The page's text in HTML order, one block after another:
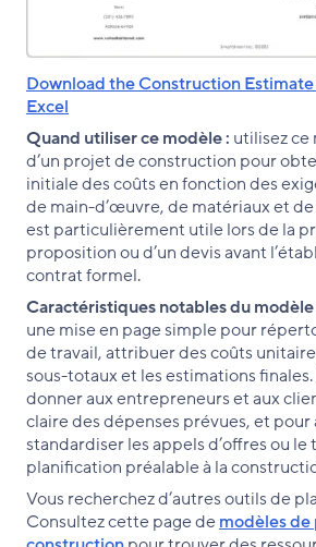
Download the Construction
Excel
Quand utiliser ce modèle : utilisez
d’un projet de construction pour
initiale des coûts en fonction des
de main-d’œuvre, de matériaux et
est particulièrement utile lors de la
proposition ou d’un devis avant
contrat formel.
Caractéristiques notables du modèle
une mise en page simple pour
de travail, attribuer des coûts
sous-totaux et les estimations
donner aux entrepreneurs et aux
claire des dépenses prévues, et pour
standardiser les appels d’offres ou le
planification préalable à la
Vous recherchez d’autres outils de
Consultez cette page demodèles